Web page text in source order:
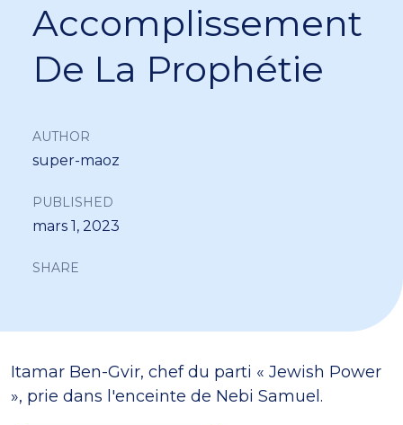
Accomplissement
De La Prophétie
AUTHOR
super-maoz
PUBLISHED
mars 1, 2023
SHARE
Itamar Ben-Gvir, chef du parti « Jewish Power
», prie dans l'enceinte de Nebi Samuel.